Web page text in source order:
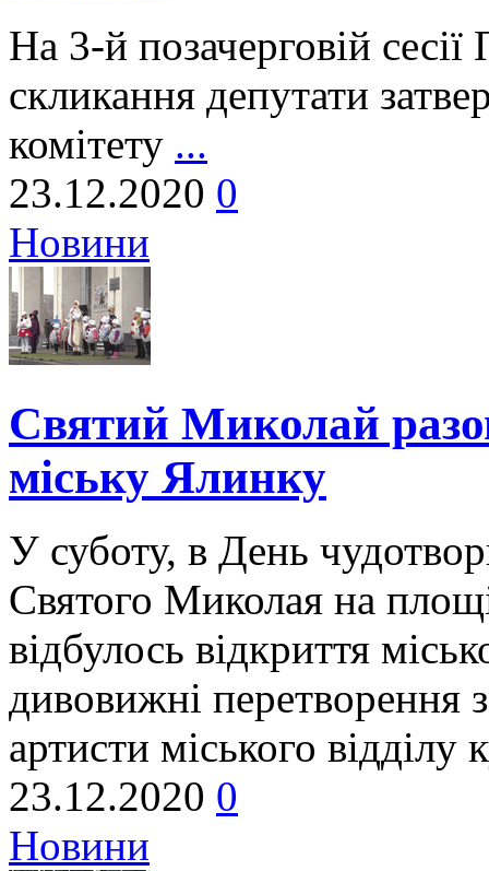
На 3-й позачерговій
скликання депутати
комітету ...
23.12.2020 0
Новини
Святий Миколай
міську Ялинку
У суботу, в День
Святого Миколая на
відбулось відкриття
дивовижні перетворення
артисти міського відділу
23.12.2020 0
Новини